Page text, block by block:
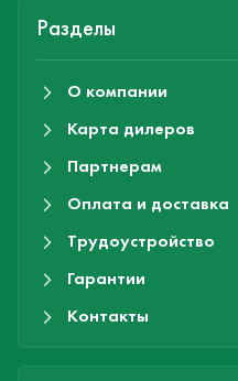
Разделы
О компании
Карта дилеров
Партнерам
Оплата и доставка
Трудоустройство
Гарантии
Контакты